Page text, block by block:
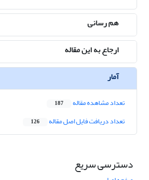
هم رسانی
ارجاع به این مقاله
آمار
تعداد مشاهده مقاله 187
تعداد دریافت فایل اصل مقاله 126
دسترسی سریع